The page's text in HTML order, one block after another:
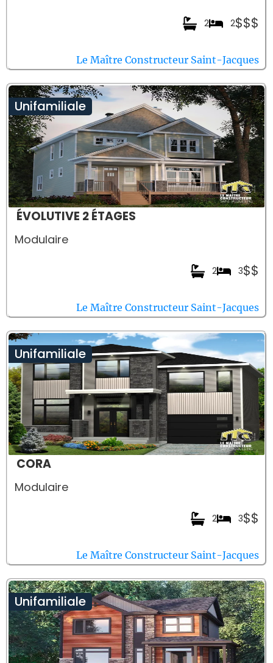
$$$
2
2
Le Maître Constructeur Saint-Jacques
Unifamiliale
ÉVOLUTIVE 2 ÉTAGES
Modulaire
$$
3
2
Le Maître Constructeur Saint-Jacques
Unifamiliale
CORA
Modulaire
$$
3
2
Le Maître Constructeur Saint-Jacques
Unifamiliale